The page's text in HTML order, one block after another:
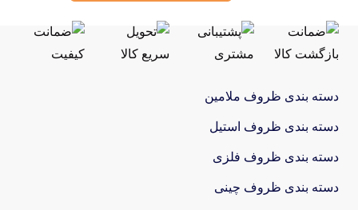
دسته بندی ظروف ملامین
دسته بندی ظروف استیل
دسته بندی ظروف فلزی
دسته بندی ظروف چینی